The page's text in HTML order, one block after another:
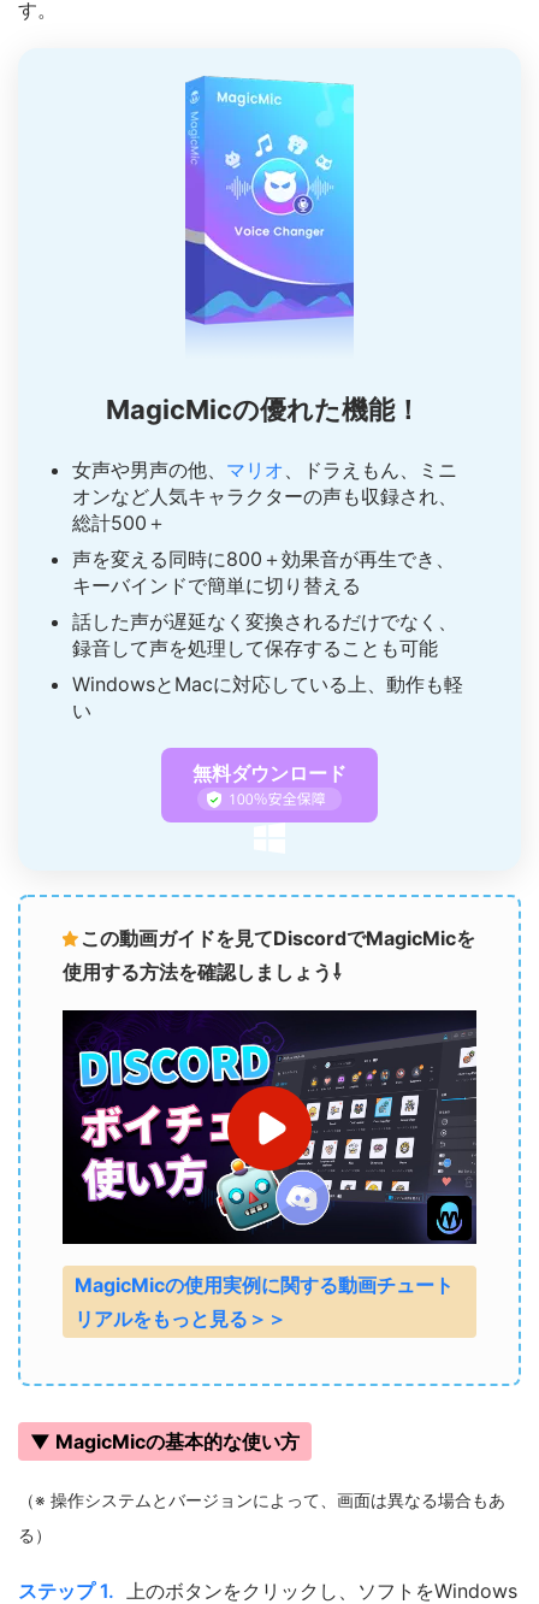
す。
MagicMicの優れた機能！
女声や男声の他、 マリオ、ドラえもん、ミニ
オンなど人気キャラクターの声も収録され、
総計500＋
声を変える同時に800＋効果音が再生でき、
キーバインドで簡単に切り替える
話した声が遅延なく変換されるだけでなく、
録音して声を処理して保存することも可能
WindowsとMacに対応している上、動作も軽
い
無料ダウンロード
この動画ガイドを見てDiscordでMagicMicを
使用する方法を確認しましょう⇩
MagicMicの使用実例に関する動画チュート
リアルをもっと見る＞＞
▼ MagicMicの基本的な使い方
（※ 操作システムとバージョンによって、画面は異なる場合もあ
る）
ステップ 1.
上のボタンをクリックし、ソフトをWindows